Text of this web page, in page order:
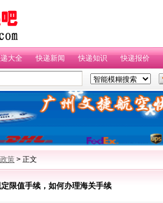
大全 快递新闻 快递知识 快递报价
策 > 正文
限值手续，如何办理海关手续